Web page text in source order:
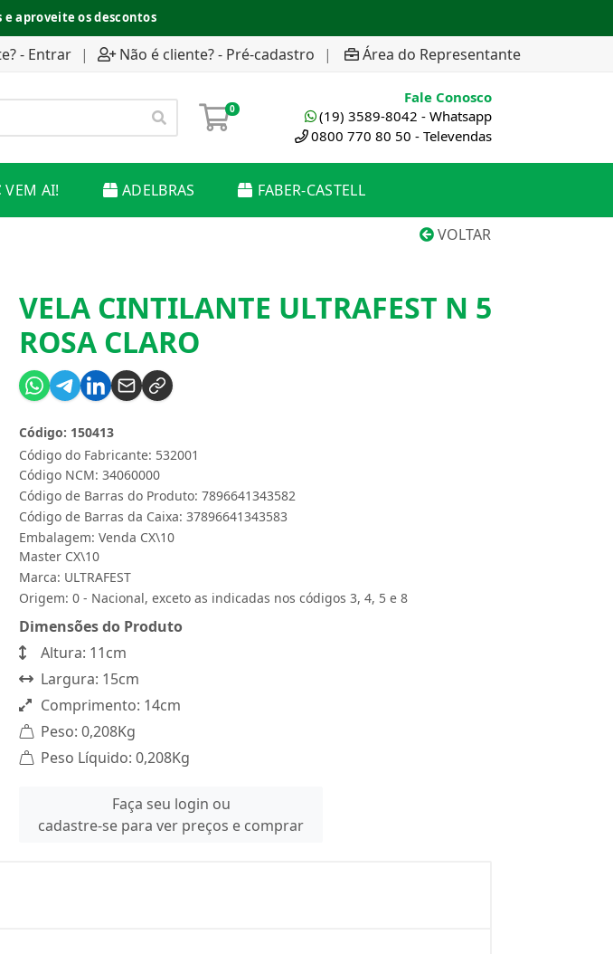
e aproveite os descontos
- Entrar | Não é cliente? - Pré-cadastro | Área do Representante
0
Fale Conosco
(19) 3589-8042 - Whatsapp
0800 770 80 50 - Televendas
VEM AI! ADELBRAS FABER-CASTELL
VOLTAR
VELA CINTILANTE ULTRAFEST N 5
ROSA CLARO
Código do Fabricante: 532001
Código: 150413
Código NCM: 34060000
Código de Barras do Produto: 7896641343582
Código de Barras da Caixa: 37896641343583
Embalagem: Venda CX\10
Master CX\10
Marca: ULTRAFEST
Origem: 0 - Nacional, exceto as indicadas nos códigos 3, 4, 5 e 8
Dimensões do Produto
Altura: 11cm
Largura: 15cm
Comprimento: 14cm
Peso: 0,208Kg
Peso Líquido: 0,208Kg
Faça seu login ou
cadastre-se para ver preços e comprar